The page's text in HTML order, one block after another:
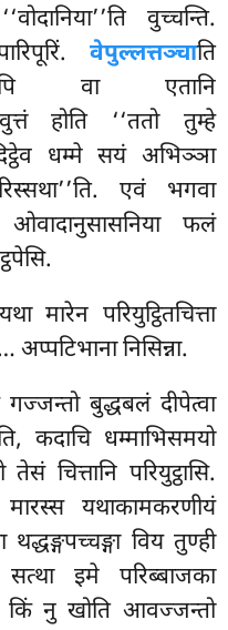
वुच्चन्ति.
वेपुल्लत्तञ्चाति
वा एतानि
होति ‘‘ततो तुम्हे
धम्मे सयं अभिञ्ञा
एवं भगवा
फलं
मारेन परियुट्ठितचित्ता
निसिन्ना.
बुद्धबलं दीपेत्वा
कदाचि धम्माभिसमयो
चित्तानि परियुट्ठासि.
मारस्स यथाकामकरणीयं
थद्धङ्गपच्चङ्गा विय तुण्ही
इमे परिब्बाजका
किं नु खोति आवज्जन्तो